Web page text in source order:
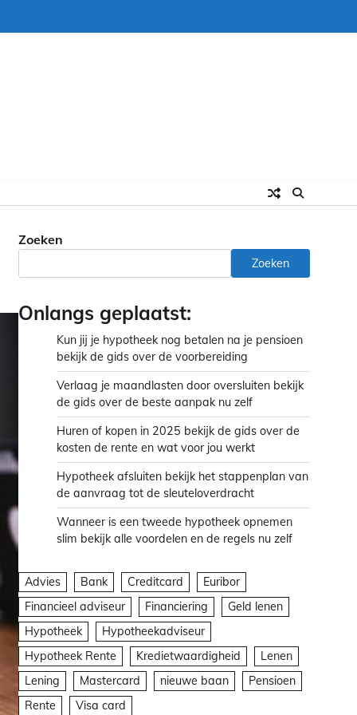
Zoeken
Zoeken
Onlangs geplaatst:
Kun jij je hypotheek nog betalen na je pensioen
bekijk de gids over de voorbereiding
Verlaag je maandlasten door oversluiten bekijk
de gids over de beste aanpak nu zelf
Huren of kopen in 2025 bekijk de gids over de
kosten de rente en wat voor jou werkt
Hypotheek afsluiten bekijk het stappenplan van
de aanvraag tot de sleuteloverdracht
Wanneer is een tweede hypotheek opnemen
slim bekijk alle voordelen en de regels nu zelf
Advies Bank Creditcard
Euribor
Financieel adviseur
Financiering
Geld lenen
Hypotheek
Hypotheekadviseur
Hypotheek Rente
Kredietwaardigheid
Lenen
Lening
Mastercard nieuwe baan
Pensioen
Rente
Visa card